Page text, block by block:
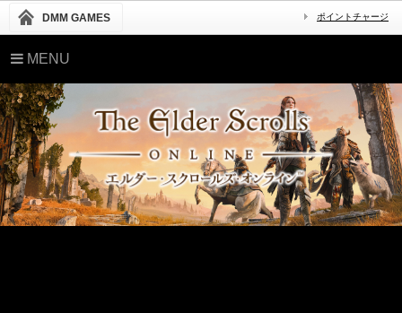
DMM GAMES ポイントチャージ
MENU